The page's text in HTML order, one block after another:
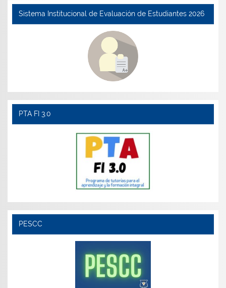
Sistema Institucional de Evaluación de Estudiantes 2026
PTA FI 3.0
PESCC